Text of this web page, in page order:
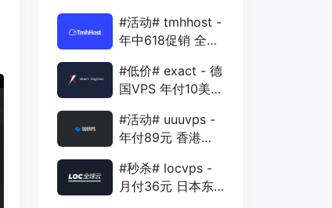
#活动# tmhhost -
年中618促销 全场
年付VPS
#低价# exact - 德
国VPS 年付10美元
1Gbps
#活动# uuuvps -
年付89元 香港
400G 30M
#秒杀# locvps -
月付36元 日本东